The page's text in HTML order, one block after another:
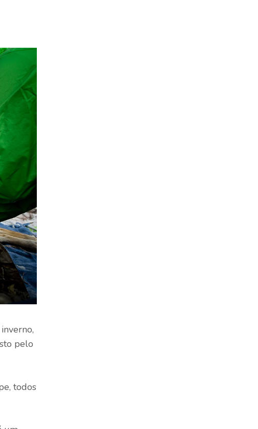
pelo
todos